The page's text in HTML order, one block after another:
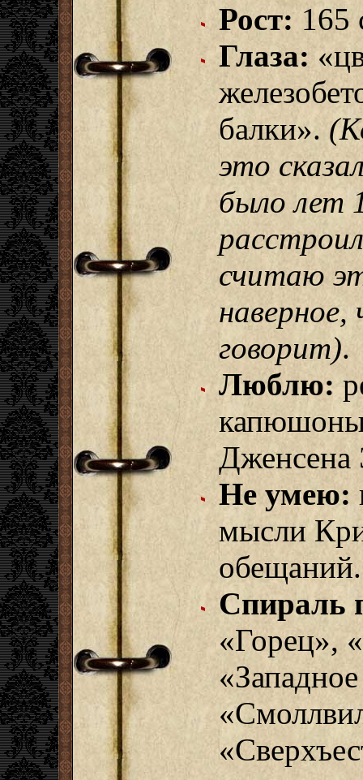
Рост: 165
Глаза:
балки».
это
было лет
считаю
говорит).
Люблю:
Дженсена
Не умею:
мысли
обещаний.
Спираль
«Горец»,